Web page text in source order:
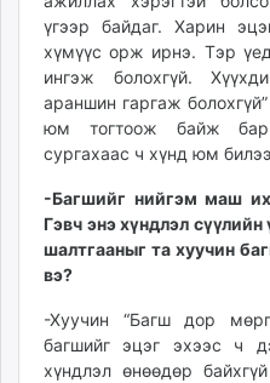
үгээр байдаг. Харин
хүмүүс орж ирнэ. Тэр
ингэж болохгүй.
араншин гаргаж
юм тогтоож байж
сургахаас ч хүнд юм
-Багшийг нийгэм маш
Гэвч энэ хүндлэл
шалтгааныг та хуучин
вэ?
-Хуучин “Багш дор
багшийг эцэг эхээс ч
хүндлэл өнөөдөр